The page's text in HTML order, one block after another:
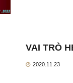
VAI TRÒ
2020.11.23